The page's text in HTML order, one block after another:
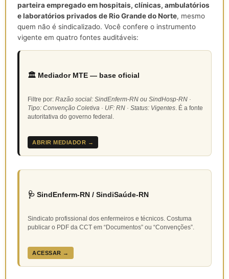
parteira empregado em hospitais, clínicas, ambulatórios
e laboratórios privados de Rio Grande do Norte, mesmo
quem não é sindicalizado. Você confere o instrumento
vigente em quatro fontes auditáveis:
🏛️ Mediador MTE — base oficial
Filtre por: Razão social: SindEnferm-RN ou SindHosp-RN ·
Tipo: Convenção Coletiva · UF: RN · Status: Vigentes. É a fonte
autoritativa do governo federal.
ABRIR MEDIADOR →
🩺 SindEnferm-RN / SindiSaúde-RN
Sindicato profissional dos enfermeiros e técnicos. Costuma
publicar o PDF da CCT em “Documentos” ou “Convenções”.
ACESSAR →